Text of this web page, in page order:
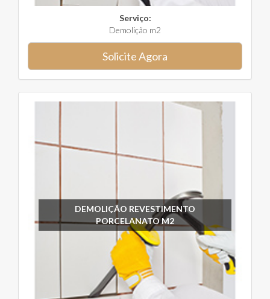
Serviço:
Demolição m2
Solicite Agora
DEMOLIÇÃO REVESTIMENTO
PORCELANATO M2